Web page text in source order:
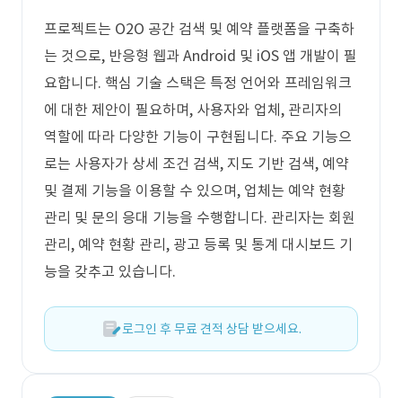
프로젝트는 O2O 공간 검색 및 예약 플랫폼을 구축하
는 것으로, 반응형 웹과 Android 및 iOS 앱 개발이 필
요합니다. 핵심 기술 스택은 특정 언어와 프레임워크
에 대한 제안이 필요하며, 사용자와 업체, 관리자의
역할에 따라 다양한 기능이 구현됩니다. 주요 기능으
로는 사용자가 상세 조건 검색, 지도 기반 검색, 예약
및 결제 기능을 이용할 수 있으며, 업체는 예약 현황
관리 및 문의 응대 기능을 수행합니다. 관리자는 회원
관리, 예약 현황 관리, 광고 등록 및 통계 대시보드 기
능을 갖추고 있습니다.
로그인 후 무료 견적 상담 받으세요.